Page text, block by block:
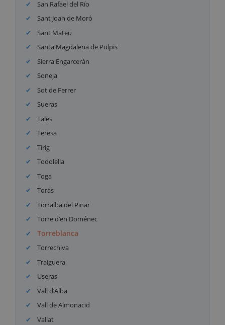
San Rafael del Río
Sant Joan de Moró
Sant Mateu
Santa Magdalena de Pulpis
Sierra Engarcerán
Soneja
Sot de Ferrer
Sueras
Tales
Teresa
Tírig
Todolella
Toga
Torás
Torralba del Pinar
Torre d’en Doménec
Torreblanca
Torrechiva
Traiguera
Useras
Vall d’Alba
Vall de Almonacid
Vallat